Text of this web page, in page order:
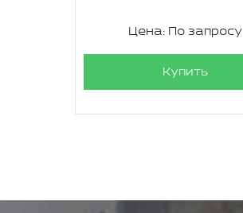
Цена: По запросу
Купить